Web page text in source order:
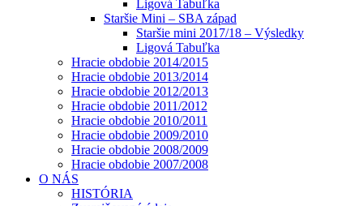
Ligová Tabuľka
Staršie Mini – SBA západ
Staršie mini 2017/18 – Výsledky
Ligová Tabuľka
Hracie obdobie 2014/2015
Hracie obdobie 2013/2014
Hracie obdobie 2012/2013
Hracie obdobie 2011/2012
Hracie obdobie 2010/2011
Hracie obdobie 2009/2010
Hracie obdobie 2008/2009
Hracie obdobie 2007/2008
O NÁS
HISTÓRIA